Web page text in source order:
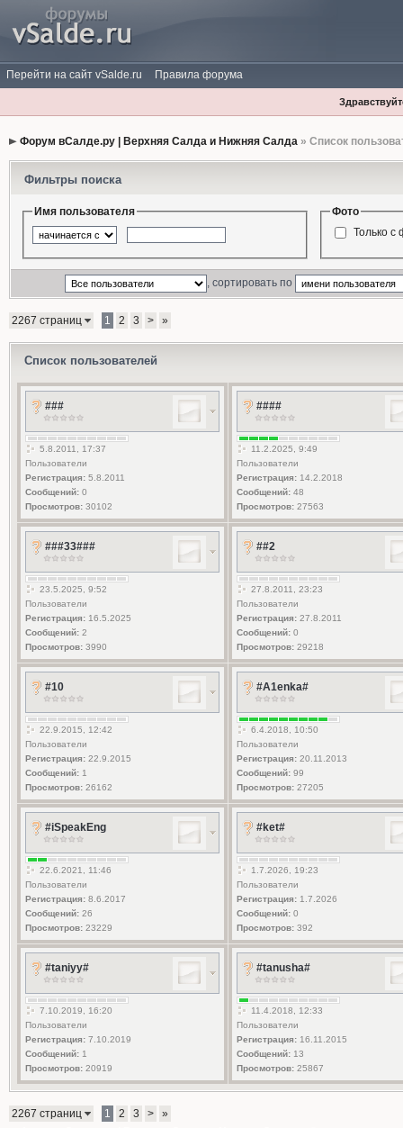
Перейти на сайт vSalde.ru Правила форума
Форум вСалде.ру | Верхняя Салда и Нижняя Салда» Список
Фильтры поиска
Имя пользователя
Фото
Только с
, сортировать по
2267 страниц 1 2 3 > »
Список пользователей
###
5.8.2011, 17:37
Пользователи
Регистрация:5.8.2011
Сообщений:0
Просмотров:30102
####
11.2.2025, 9:49
Пользователи
Регистрация:14.2.2018
Сообщений:48
Просмотров:27563
###33###
23.5.2025, 9:52
Пользователи
Регистрация:16.5.2025
Сообщений:2
Просмотров:3990
##2
27.8.2011, 23:23
Пользователи
Регистрация:27.8.2011
Сообщений:0
Просмотров:29218
#10
22.9.2015, 12:42
Пользователи
Регистрация:22.9.2015
Сообщений:1
Просмотров:26162
#A1enka#
6.4.2018, 10:50
Пользователи
Регистрация:20.11.2013
Сообщений:99
Просмотров:27205
#iSpeakEng
22.6.2021, 11:46
Пользователи
Регистрация:8.6.2017
Сообщений:26
Просмотров:23229
#ket#
1.7.2026, 19:23
Пользователи
Регистрация:1.7.2026
Сообщений:0
Просмотров:392
#taniyy#
7.10.2019, 16:20
Пользователи
Регистрация:7.10.2019
Сообщений:1
Просмотров:20919
#tanusha#
11.4.2018, 12:33
Пользователи
Регистрация:16.11.2015
Сообщений:13
Просмотров:25867
2267 страниц 1 2 3 >
»